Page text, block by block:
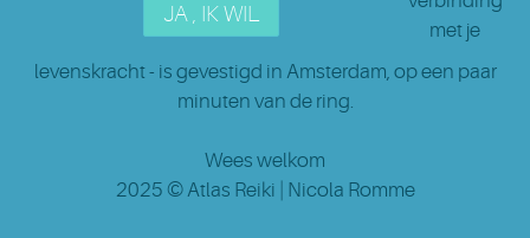
met je
levenskracht - is gevestigd in Amsterdam, op een paar
minuten van de ring.
Wees welkom
2025 ©Atlas Reiki | Nicola Romme